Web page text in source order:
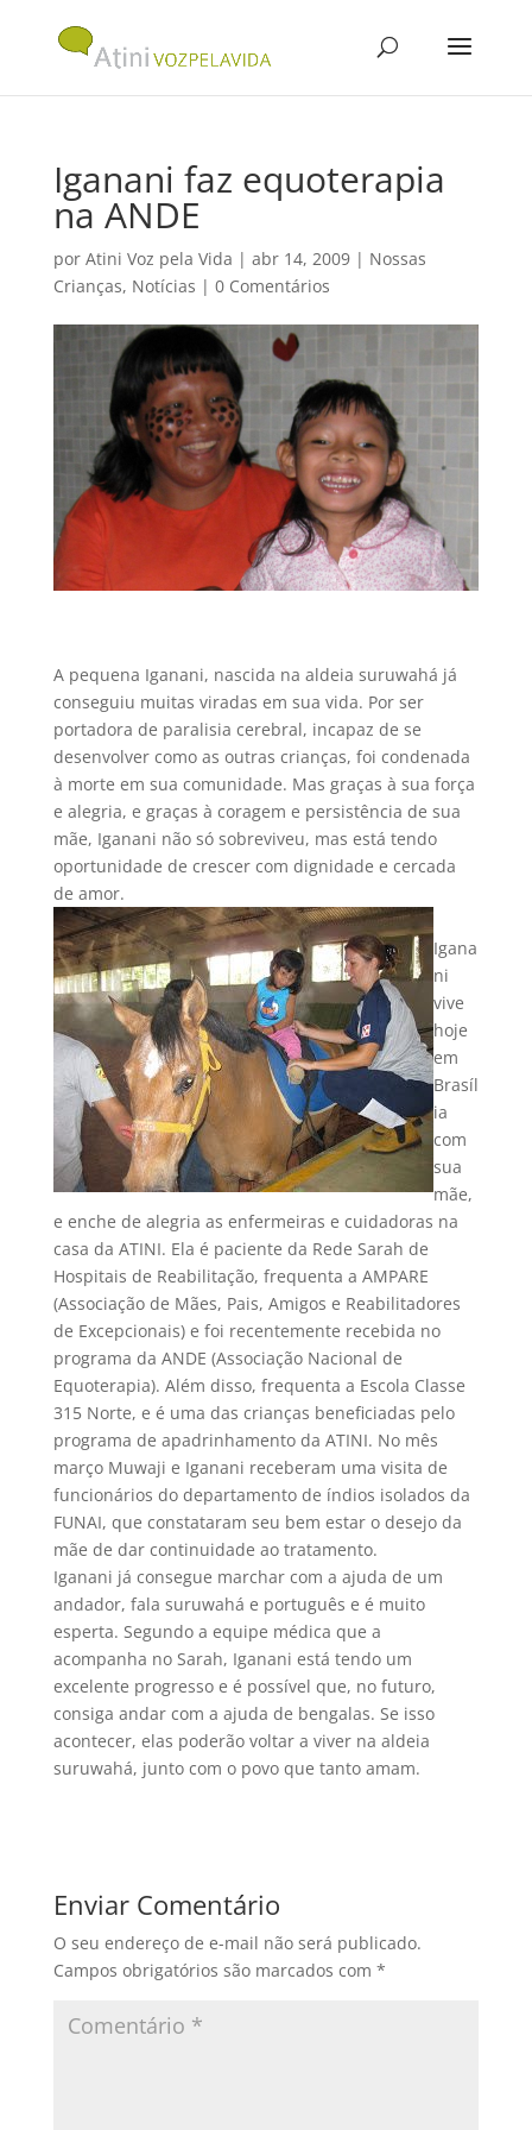
Iganani faz equoterapia
na ANDE
por Atini Voz pela Vida | abr 14, 2009| Nossas
Crianças, Notícias | 0 Comentários
A pequena Iganani, nascida na aldeia suruwahá já
conseguiu muitas viradas em sua vida. Por ser
portadora de paralisia cerebral, incapaz de se
desenvolver como as outras crianças, foi condenada
à morte em sua comunidade. Mas graças à sua força
e alegria, e graças à coragem e persistência de sua
mãe, Iganani não só sobreviveu, mas está tendo
oportunidade de crescer com dignidade e cercada
de amor.
Igana
ni
vive
hoje
em
Brasíl
ia
com
sua
mãe,
e enche de alegria as enfermeiras e cuidadoras na
casa da ATINI. Ela é paciente da Rede Sarah de
Hospitais de Reabilitação, frequenta a AMPARE
(Associação de Mães, Pais, Amigos e Reabilitadores
de Excepcionais) e foi recentemente recebida no
programa da ANDE (Associação Nacional de
Equoterapia). Além disso, frequenta a Escola Classe
315 Norte, e é uma das crianças beneficiadas pelo
programa de apadrinhamento da ATINI. No mês
março Muwaji e Iganani receberam uma visita de
funcionários do departamento de índios isolados da
FUNAI, que constataram seu bem estar o desejo da
mãe de dar continuidade ao tratamento.
Iganani já consegue marchar com a ajuda de um
andador, fala suruwahá e português e é muito
esperta. Segundo a equipe médica que a
acompanha no Sarah, Iganani está tendo um
excelente progresso e é possível que, no futuro,
consiga andar com a ajuda de bengalas. Se isso
acontecer, elas poderão voltar a viver na aldeia
suruwahá, junto com o povo que tanto amam.
Enviar Comentário
O seu endereço de e-mail não será publicado.
Campos obrigatórios são marcados com *